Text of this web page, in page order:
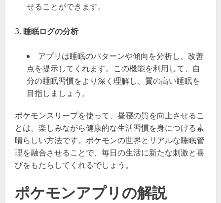
せることができます。
睡眠ログの分析
アプリは睡眠のパターンや傾向を分析し、改善
点を提示してくれます。この機能を利用して、自
分の睡眠習慣をより深く理解し、質の高い睡眠を
目指しましょう。
ポケモンスリープを使って、昼寝の質を向上させるこ
とは、楽しみながら健康的な生活習慣を身につける素
晴らしい方法です。ポケモンの世界とリアルな睡眠管
理を融合させることで、毎日の生活に新たな刺激と喜
びをもたらしてくれるでしょう。
ポケモンアプリの解説